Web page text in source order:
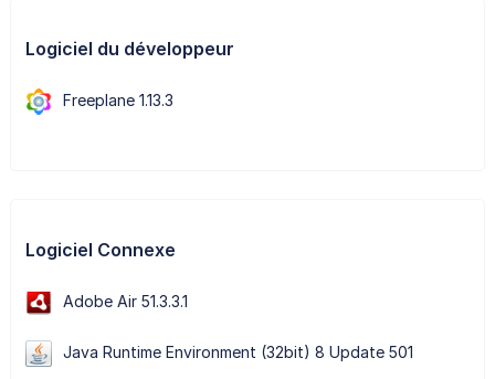
Logiciel du développeur
Freeplane 1.13.3
Logiciel Connexe
Adobe Air 51.3.3.1
Java Runtime Environment (32bit) 8 Update 501